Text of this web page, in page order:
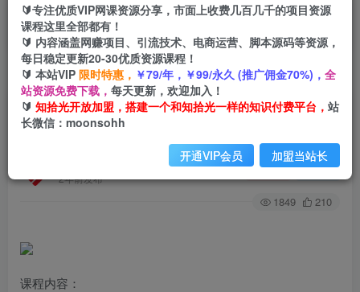
首页 创业课程 会员专属 正文
（6920期）拼多多新手运营从0-100单策划课程，
从零起步到爆单详细教程
2年前发布
关注 私信
1849 210
课程内容：
🔰专注优质VIP网课资源分享，市面上收费几百几千的项目资源
课程这里全部都有！
🔰 内容涵盖网赚项目、引流技术、电商运营、脚本源码等资源，
每日稳定更新20-30优质资源课程！
🔰 本站VIP 限时特惠， ￥79/年，￥99/永久 (推广佣金70%)， 全
站资源免费下载， 每天更新，欢迎加入！
🔰 知拾光开放加盟，搭建一个和知拾光一样的知识付费平台， 站
长微信：moonsohh
开通VIP会员 加盟当站长